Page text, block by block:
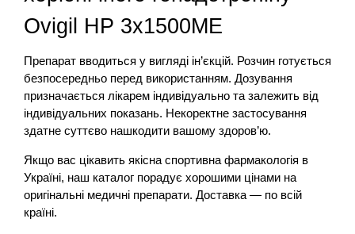
Ovigil HP 3х1500МЕ
Препарат вводиться у вигляді ін’єкцій. Розчин готується
безпосередньо перед використанням. Дозування
призначається лікарем індивідуально та залежить від
індивідуальних показань. Некоректне застосування
здатне суттєво нашкодити вашому здоров’ю.
Якщо вас цікавить якісна спортивна фармакологія в
Україні, наш каталог порадує хорошими цінами на
оригінальні медичні препарати. Доставка — по всій
країні.